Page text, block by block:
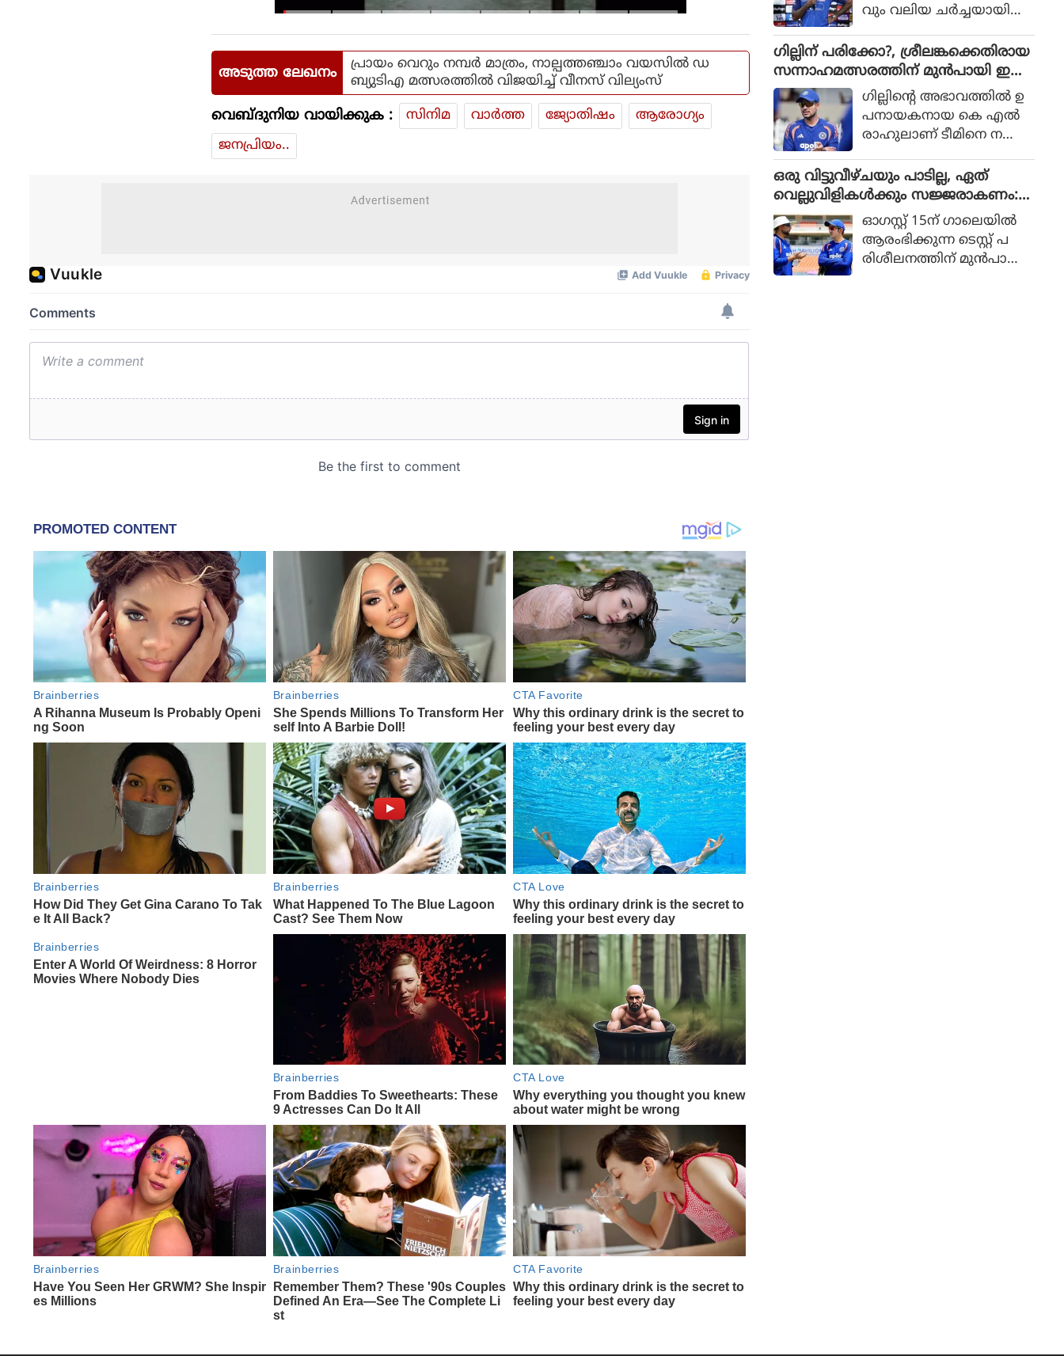
അടുത്ത ലേഖനം
പ്രായം വെറും നമ്പർ മാത്രം, നാല്പത്തഞ്ചാം വയസിൽ ഡ
ബ്യുടിഎ മത്സരത്തിൽ വിജയിച്ച് വീനസ് വില്യംസ്
വെബ്ദുനിയ വായിക്കുക : സിനിമ വാര്‍ത്ത ജ്യോതിഷം
ആരോഗ്യം
ജനപ്രിയം..
തിമാസ പെൻഷൻ ആയി
ലഭിക്കുകയെന്ന് നേരത്തെ
റിപ്പോർട്ടുക
ളുണ്ടായിരുന്നു.
വും വലിയ ചർച്ചയായി
ന്ത്യയുടെ ഓൾറൗണ്ടർ
ഹാർദിക് പാണ്ഡ്യ. നില
വിൽ മുംബൈ ഇന്ത്യൻ
നായകനായ ഹാർദിക് അ
ടുത്ത സീസണിൽ മറ്റൊരു
ടീമിനൊപ്പമായിരിക്കുമെന്ന്
ഏറെക്കുറെ ഉറപ്പായി. എ
ന്നാൽ ആ ടീം ഏ
തായിരിക്കും?
ഗില്ലിന് പരിക്കോ?, ശ്രീലങ്കക്കെതിരായ
സന്നാഹമത്സരത്തിന് മുൻപായി ഇന്ത്യ
ക്ക് കനത്ത തിരിച്ചടിഗില്ലിന്റെ അഭാവത്തില്‍ ഉ
പനായകനായ കെ എല്‍
രാഹുലാണ് ടീമിനെ ന
ന്ന നെറ്റ്‌സ്
പ്രാക്ടീസിനിടെയാണ്
ഗില്ലിന്റെ വിരലിന് പ
രിക്കേറ്റത്.
ഒരു വിട്ടുവീഴ്ചയും പാടില്ല, ഏത്
വെല്ലുവിളികൾക്കും സജ്ജരാകണം:
ശ്രീലങ്കൻ പരമ്പരയ്ക്ക് മുൻപെ ക
ളിക്കാർക്ക് മുന്നറിയിപ്പുമായി ഗംഭീർ
ഓഗസ്റ്റ് 15ന് ഗാലെയില്‍
ആരംഭിക്കുന്ന ടെസ്റ്റ് പ
രിശീലനത്തിന് മുന്‍പായി